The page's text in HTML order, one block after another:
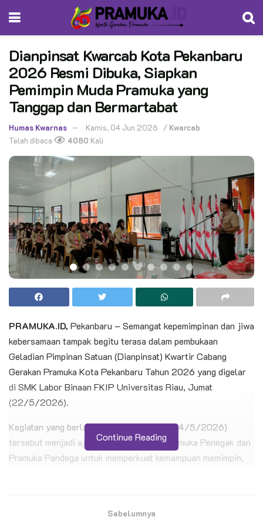
Dianpinsat Kwarcab Kota Pekanbaru
2026 Resmi Dibuka, Siapkan
Pemimpin Muda Pramuka yang
Tanggap dan Bermartabat
Humas Kwarnas Kamis, 04 Jun 2026 / Kwarcab
Telah dibaca
4080 Kali
PRAMUKA.ID, Pekanbaru – Semangat kepemimpinan dan jiwa
kebersamaan tampak begitu terasa dalam pembukaan
Geladian Pimpinan Satuan (Dianpinsat) Kwartir Cabang
Gerakan Pramuka Kota Pekanbaru Tahun 2026 yang digelar
di SMK Labor Binaan FKIP Universitas Riau, Jumat
(22/5/2026).
Kegiatan yang berlangsung hingga Ahad (24/5/2026)
tersebut menjadi ajang pembinaan bagi Pramuka Penegak dan
Pramuka Pandega untuk memperkuat kemampuan memimpin,
Continue Reading
Sebelumnya